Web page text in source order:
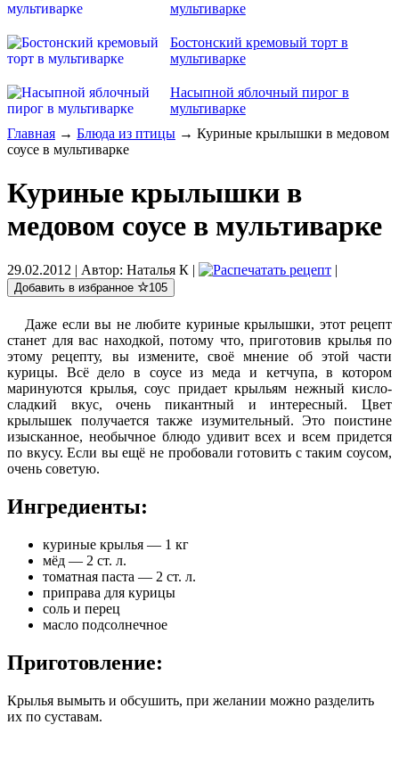
мультиварке
Бостонский кремовый торт в
мультиварке
Насыпной яблочный пирог в
мультиварке
Главная → Блюда из птицы → Куриные крылышки в медовом
соусе в мультиварке
Куриные крылышки в
медовом соусе в мультиварке
29.02.2012 | Автор: Наталья К | |
Добавить в избранное 105
Даже если вы не любите куриные крылышки, этот рецепт
станет для вас находкой, потому что, приготовив крылья по
этому рецепту, вы измените, своё мнение об этой части
курицы. Всё дело в соусе из меда и кетчупа, в котором
маринуются крылья, соус придает крыльям нежный кисло-
сладкий вкус, очень пикантный и интересный. Цвет
крылышек получается также изумительный. Это поистине
изысканное, необычное блюдо удивит всех и всем придется
по вкусу. Если вы ещё не пробовали готовить с таким соусом,
очень советую.
Ингредиенты:
куриные крылья — 1 кг
мёд — 2 ст. л.
томатная паста — 2 ст. л.
приправа для курицы
соль и перец
масло подсолнечное
Приготовление:
Крылья вымыть и обсушить, при желании можно разделить
их по суставам.